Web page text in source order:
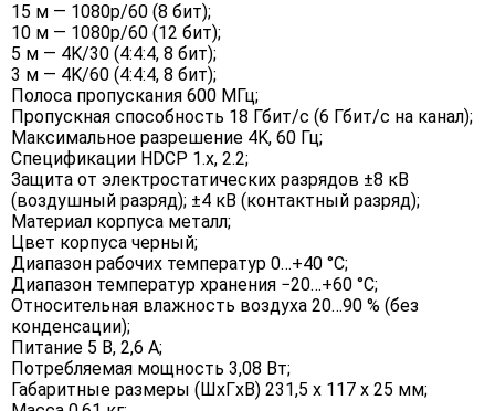
15 м — 1080p/60 (8 бит);
10 м — 1080p/60 (12 бит);
5 м — 4K/30 (4:4:4, 8 бит);
3 м — 4K/60 (4:4:4, 8 бит);
Полоса пропускания 600 МГц;
Пропускная способность 18 Гбит/с (6 Гбит/с на канал);
Максимальное разрешение 4K, 60 Гц;
Спецификации HDCP 1.x, 2.2;
Защита от электростатических разрядов ±8 кВ
(воздушный разряд); ±4 кВ (контактный разряд);
Материал корпуса металл;
Цвет корпуса черный;
Диапазон рабочих температур 0…+40 °C;
Диапазон температур хранения −20…+60 °C;
Относительная влажность воздуха 20…90 % (без
конденсации);
Питание 5 В, 2,6 А;
Потребляемая мощность 3,08 Вт;
Габаритные размеры (ШxГxВ) 231,5 x 117 x 25 мм;